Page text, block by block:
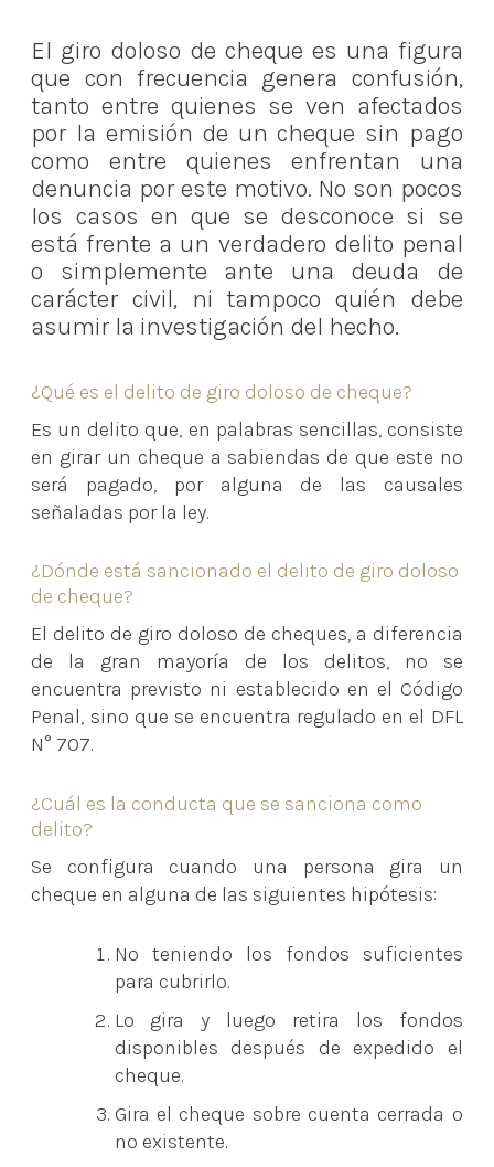
El giro doloso de cheque es una figura
que con frecuencia genera confusión,
tanto entre quienes se ven afectados
por la emisión de un cheque sin pago
como entre quienes enfrentan una
denuncia por este motivo. No son pocos
los casos en que se desconoce si se
está frente a un verdadero delito penal
o simplemente ante una deuda de
carácter civil, ni tampoco quién debe
asumir la investigación del hecho.
¿Qué es el delito de giro doloso de cheque?
Es un delito que, en palabras sencillas, consiste
en girar un cheque a sabiendas de que este no
será pagado, por alguna de las causales
señaladas por la ley.
¿Dónde está sancionado el delito de giro doloso
de cheque?
El delito de giro doloso de cheques, a diferencia
de la gran mayoría de los delitos, no se
encuentra previsto ni establecido en el Código
Penal, sino que se encuentra regulado en el DFL
N° 707.
¿Cuál es la conducta que se sanciona como
delito?
Se configura cuando una persona gira un
cheque en alguna de las siguientes hipótesis:
No teniendo los fondos suficientes
para cubrirlo.
Lo gira y luego retira los fondos
disponibles después de expedido el
cheque.
Gira el cheque sobre cuenta cerrada o
no existente.